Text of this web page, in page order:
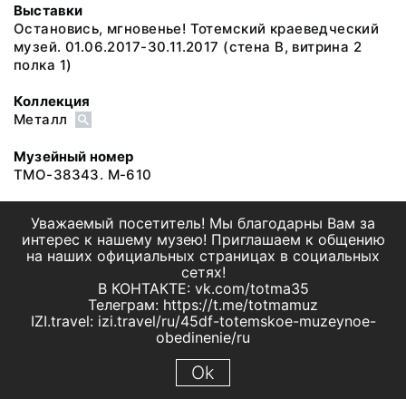
Выставки
Остановись, мгновенье! Тотемский краеведческий
музей. 01.06.2017-30.11.2017 (стена В, витрина 2
полка 1)
Коллекция
Металл
Музейный номер
ТМО-38343. М-610
Уважаемый посетитель! Мы благодарны Вам за
интерес к нашему музею! Приглашаем к общению
на наших официальных страницах в социальных
сетях!
В КОНТАКТЕ: vk.com/totma35
Телеграм: https://t.me/totmamuz
IZI.travel: izi.travel/ru/45df-totemskoe-muzeynoe-
obedinenie/ru
Ok